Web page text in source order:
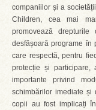
companiilor și a
Children, cea mai
promovează
desfășoară programe în
care respectă, pentru
protecție și participare,
importante privind
schimbărilor imediate și
copii au fost implicați